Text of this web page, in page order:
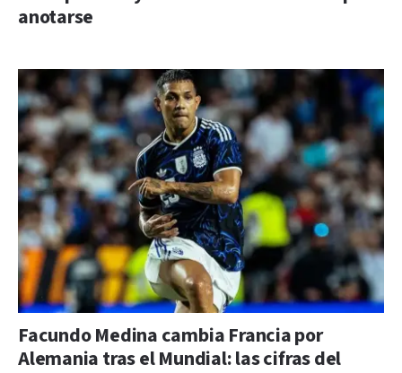
anotarse
Facundo Medina cambia Francia por
Alemania tras el Mundial: las cifras del